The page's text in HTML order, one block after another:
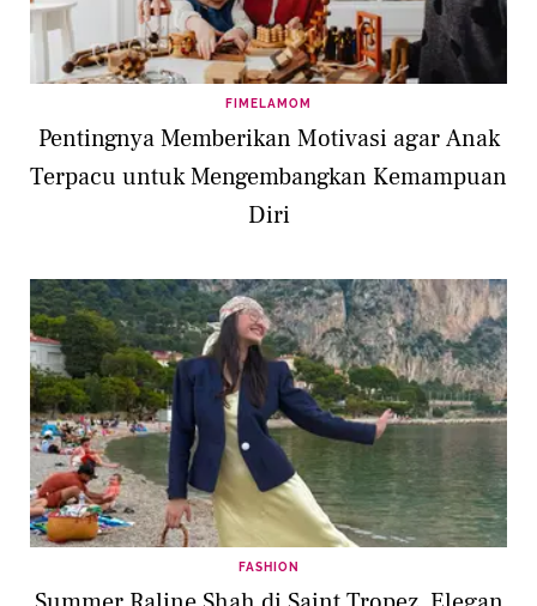
FIMELAMOM
Pentingnya Memberikan Motivasi agar Anak
Terpacu untuk Mengembangkan Kemampuan
Diri
FASHION